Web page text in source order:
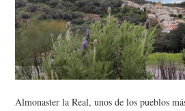
Almonaster la Real, unos de los pueblos